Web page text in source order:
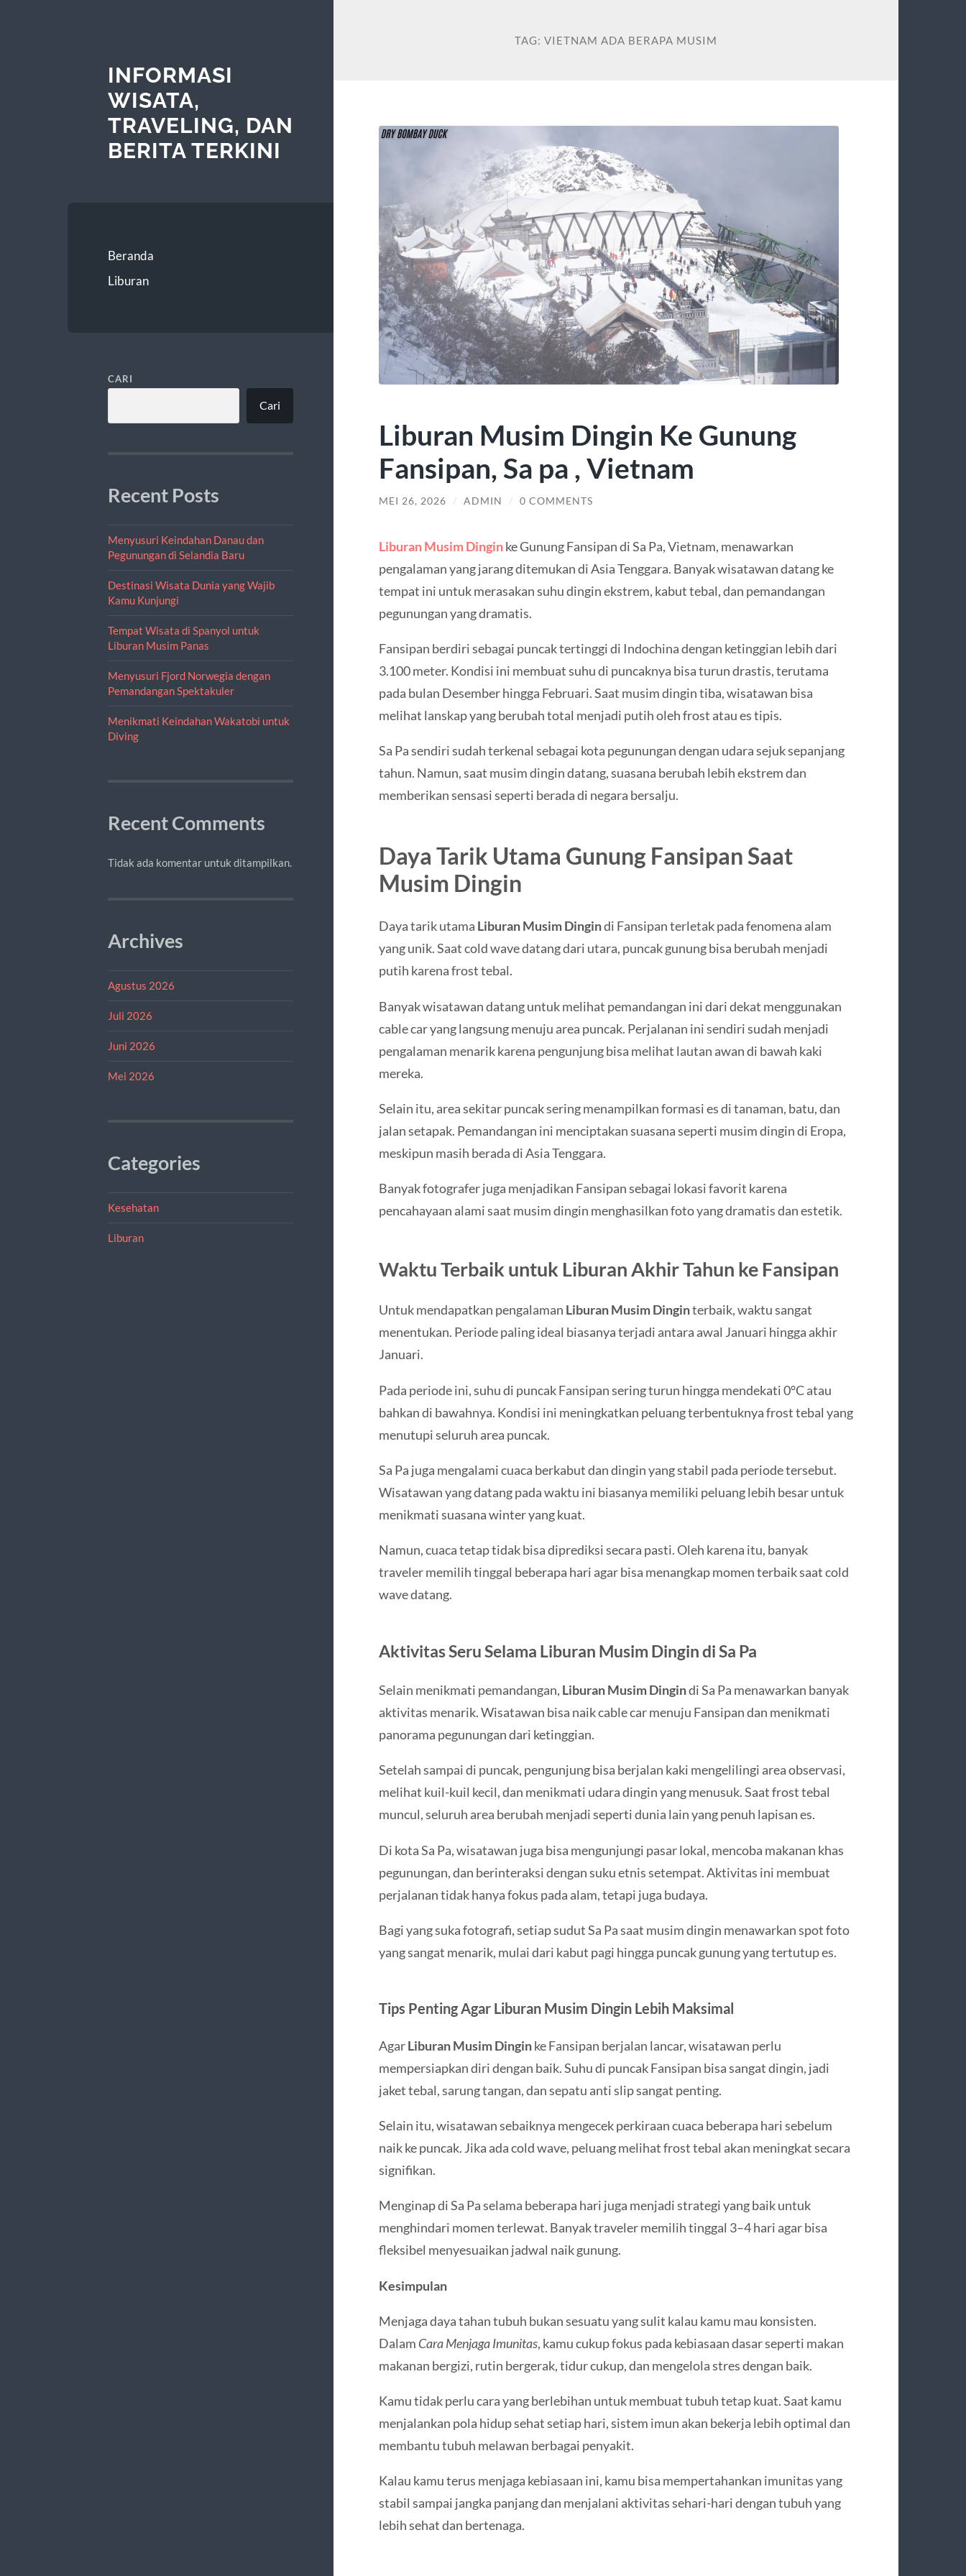
INFORMASI
WISATA,
TRAVELING, DAN
BERITA TERKINI
Beranda
Liburan
CARI
Cari
Recent Posts
Menyusuri Keindahan Danau dan
Pegunungan di Selandia Baru
Destinasi Wisata Dunia yang Wajib
Kamu Kunjungi
Tempat Wisata di Spanyol untuk
Liburan Musim Panas
Menyusuri Fjord Norwegia dengan
Pemandangan Spektakuler
Menikmati Keindahan Wakatobi untuk
Diving
Recent Comments
Tidak ada komentar untuk ditampilkan.
Archives
Agustus 2026
Juli 2026
Juni 2026
Mei 2026
Categories
Kesehatan
Liburan
TAG: VIETNAM ADA BERAPA MUSIM
Liburan Musim Dingin Ke Gunung
Fansipan, Sa pa , Vietnam
MEI 26, 2026 / ADMIN / 0 COMMENTS
Liburan Musim Dinginke Gunung Fansipan di Sa Pa, Vietnam, menawarkan
pengalaman yang jarang ditemukan di Asia Tenggara. Banyak wisatawan datang ke
tempat ini untuk merasakan suhu dingin ekstrem, kabut tebal, dan pemandangan
pegunungan yang dramatis.
Fansipan berdiri sebagai puncak tertinggi di Indochina dengan ketinggian lebih dari
3.100 meter. Kondisi ini membuat suhu di puncaknya bisa turun drastis, terutama
pada bulan Desember hingga Februari. Saat musim dingin tiba, wisatawan bisa
melihat lanskap yang berubah total menjadi putih oleh frost atau es tipis.
Sa Pasendiri sudah terkenal sebagai kota pegunungan dengan udara sejuk sepanjang
tahun. Namun, saat musim dingin datang, suasana berubah lebih ekstrem dan
memberikan sensasi seperti berada di negara bersalju.
Daya Tarik Utama Gunung Fansipan Saat
Musim Dingin
Daya tarik utama Liburan Musim Dingindi Fansipan terletak pada fenomena alam
yang unik. Saat cold wave datang dari utara, puncak gunung bisa berubah menjadi
putih karena frost tebal.
Banyak wisatawan datang untuk melihat pemandangan ini dari dekat menggunakan
cable car yang langsung menuju area puncak. Perjalanan ini sendiri sudah menjadi
pengalaman menarik karena pengunjung bisa melihat lautan awan di bawah kaki
mereka.
Selain itu, area sekitar puncak sering menampilkan formasi es di tanaman, batu, dan
jalan setapak. Pemandangan ini menciptakan suasana seperti musim dingin di Eropa,
meskipun masih berada di Asia Tenggara.
Banyak fotografer juga menjadikan Fansipan sebagai lokasi favorit karena
pencahayaan alami saat musim dingin menghasilkan foto yang dramatis dan estetik.
Waktu Terbaik untuk Liburan Akhir Tahun ke Fansipan
Untuk mendapatkan pengalaman Liburan Musim Dinginterbaik, waktu sangat
menentukan. Periode paling ideal biasanya terjadi antara awal Januari hingga akhir
Januari.
Pada periode ini, suhu di puncakFansipansering turun hingga mendekati 0°C atau
bahkan di bawahnya. Kondisi ini meningkatkan peluang terbentuknya frost tebal yang
menutupi seluruh area puncak.
Sa Pa juga mengalami cuaca berkabut dan dingin yang stabil pada periode tersebut.
Wisatawan yang datang pada waktu ini biasanya memiliki peluang lebih besar untuk
menikmati suasana winter yang kuat.
Namun, cuaca tetap tidak bisa diprediksi secara pasti. Oleh karena itu, banyak
traveler memilih tinggal beberapa hari agar bisa menangkap momen terbaik saat cold
wave datang.
Aktivitas Seru Selama Liburan Musim Dingin di Sa Pa
Selain menikmati pemandangan, Liburan Musim Dingindi Sa Pa menawarkan banyak
aktivitas menarik. Wisatawan bisa naik cable car menuju Fansipan dan menikmati
panorama pegunungan dari ketinggian.
Setelah sampai di puncak, pengunjung bisa berjalan kaki mengelilingi area observasi,
melihat kuil-kuil kecil, dan menikmati udara dingin yang menusuk. Saat frost tebal
muncul, seluruh area berubah menjadi seperti dunia lain yang penuh lapisan es.
Di kotaSa Pa, wisatawan juga bisa mengunjungi pasar lokal, mencoba makanan khas
pegunungan, dan berinteraksi dengan suku etnis setempat. Aktivitas ini membuat
perjalanan tidak hanya fokus pada alam, tetapi juga budaya.
Bagi yang suka fotografi, setiap sudut Sa Pa saat musim dingin menawarkan spot foto
yang sangat menarik, mulai dari kabut pagi hingga puncak gunung yang tertutup es.
Tips Penting Agar Liburan Musim Dingin Lebih Maksimal
AgarLiburan Musim Dinginke Fansipan berjalan lancar, wisatawan perlu
mempersiapkan diri dengan baik. Suhu di puncakFansipan bisa sangat dingin, jadi
jaket tebal, sarung tangan, dan sepatu anti slip sangat penting.
Selain itu, wisatawan sebaiknya mengecek perkiraan cuaca beberapa hari sebelum
naik ke puncak. Jika ada cold wave, peluang melihat frost tebal akan meningkat secara
signifikan.
Menginap diSa Paselama beberapa hari juga menjadi strategi yang baik untuk
menghindari momen terlewat. Banyak traveler memilih tinggal 3–4 hari agar bisa
fleksibel menyesuaikan jadwal naik gunung.
Kesimpulan
Menjaga daya tahan tubuh bukan sesuatu yang sulit kalau kamu mau konsisten.
Dalam Cara Menjaga Imunitas, kamu cukup fokus pada kebiasaan dasar seperti makan
makanan bergizi, rutin bergerak, tidur cukup, dan mengelola stres dengan baik.
Kamu tidak perlu cara yang berlebihan untuk membuat tubuh tetap kuat. Saat kamu
menjalankan pola hidup sehat setiap hari, sistem imun akan bekerja lebih optimal dan
membantu tubuh melawan berbagai penyakit.
Kalau kamu terus menjaga kebiasaan ini, kamu bisa mempertahankan imunitas yang
stabil sampai jangka panjang dan menjalani aktivitas sehari-hari dengan tubuh yang
lebih sehat dan bertenaga.